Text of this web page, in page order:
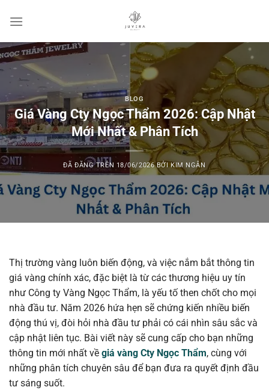
đến
dung
BLOG
Giá Vàng Cty Ngọc Thẩm 2026: Cập Nhật
Mới Nhất & Phân Tích
ĐÃ ĐĂNG TRÊN 18/06/2026 BỞI KIM NGÂN
Thị trường vàng luôn biến động, và việc nắm bắt thông tin
giá vàng chính xác, đặc biệt là từ các thương hiệu uy tín
như Công ty Vàng Ngọc Thẩm, là yếu tố then chốt cho mọi
nhà đầu tư. Năm 2026 hứa hẹn sẽ chứng kiến nhiều biến
động thú vị, đòi hỏi nhà đầu tư phải có cái nhìn sâu sắc và
cập nhật liên tục. Bài viết này sẽ cung cấp cho bạn những
thông tin mới nhất về giá vàng Cty Ngọc Thẩm, cùng với
những phân tích chuyên sâu để bạn đưa ra quyết định đầu
tư sáng suốt.